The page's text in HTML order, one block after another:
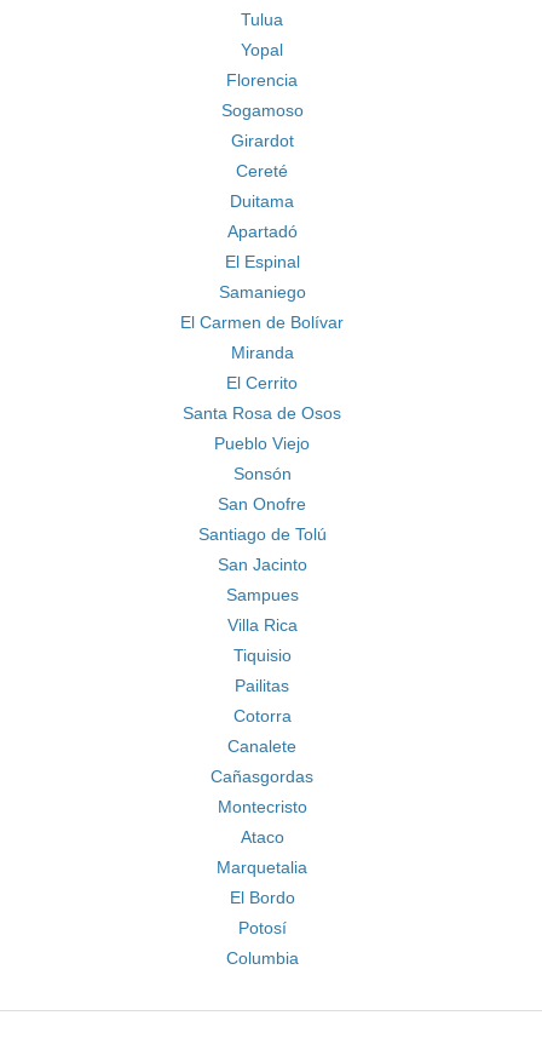
Tulua
Yopal
Florencia
Sogamoso
Girardot
Cereté
Duitama
Apartadó
El Espinal
Samaniego
El Carmen de Bolívar
Miranda
El Cerrito
Santa Rosa de Osos
Pueblo Viejo
Sonsón
San Onofre
Santiago de Tolú
San Jacinto
Sampues
Villa Rica
Tiquisio
Pailitas
Cotorra
Canalete
Cañasgordas
Montecristo
Ataco
Marquetalia
El Bordo
Potosí
Columbia